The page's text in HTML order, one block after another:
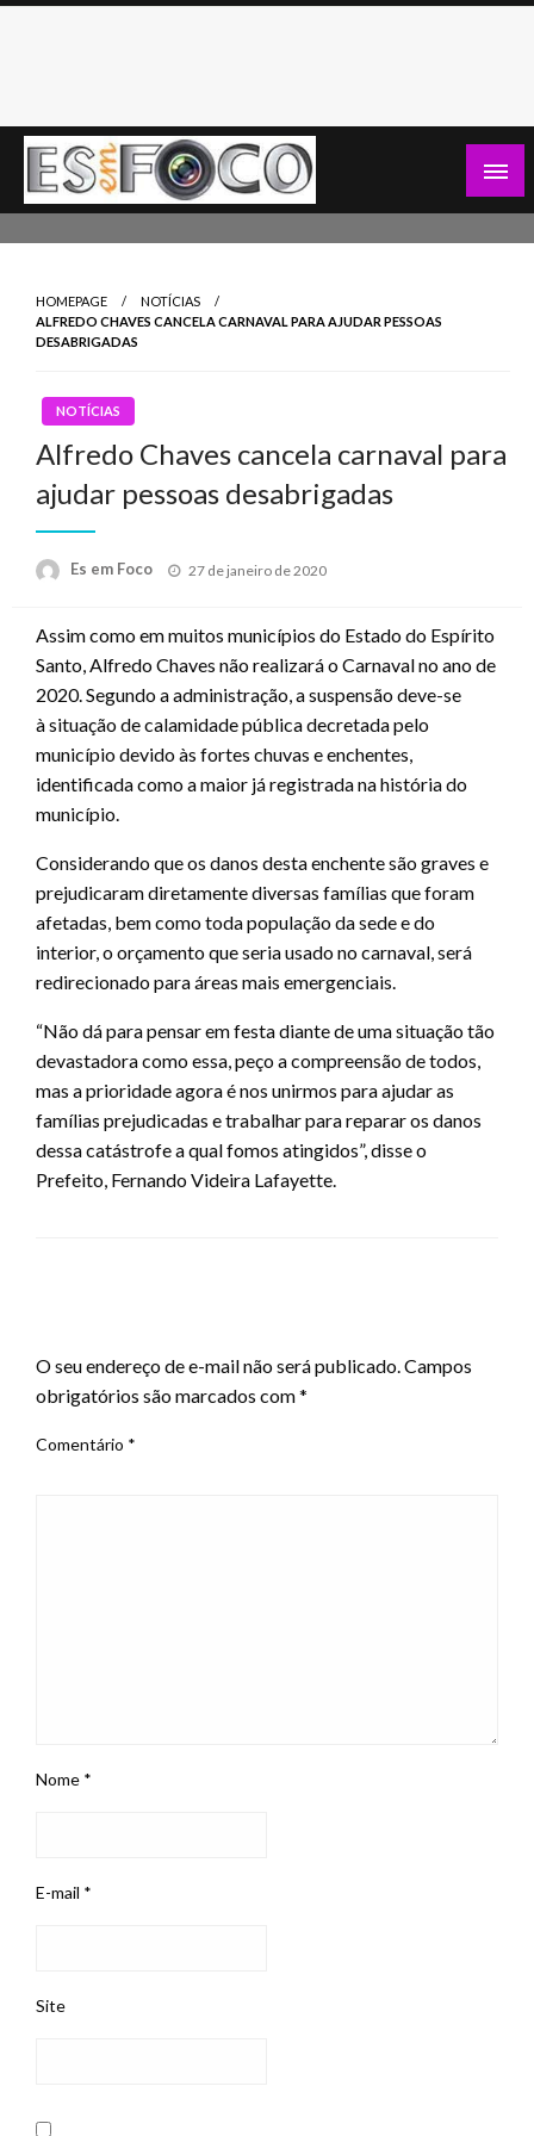
Skip
HOMEPAGE
NOTÍCIAS
ALFREDO CHAVES CANCELA CARNAVAL PARA AJUDAR PESSOAS
DESABRIGADAS
NOTÍCIAS
Alfredo Chaves cancela carnaval para
ajudar pessoas desabrigadas
Es em Foco
Posted
27 de janeiro de 2020
Assim como em muitos municípios do Estado do Espírito
Santo, Alfredo Chaves não realizará o Carnaval no ano de
2020. Segundo a administração, a suspensão deve-se
à situação de calamidade pública decretada pelo
município devido às fortes chuvas e enchentes,
identificada como a maior já registrada na história do
município.
Considerando que os danos desta enchente são graves e
prejudicaram diretamente diversas famílias que foram
afetadas, bem como toda população da sede e do
interior, o orçamento que seria usado no carnaval, será
redirecionado para áreas mais emergenciais.
“Não dá para pensar em festa diante de uma situação tão
devastadora como essa, peço a compreensão de todos,
mas a prioridade agora é nos unirmos para ajudar as
famílias prejudicadas e trabalhar para reparar os danos
dessa catástrofe a qual fomos atingidos”, disse o
Prefeito, Fernando Videira Lafayette.
O seu endereço de e-mail não será publicado.Campos
obrigatórios são marcados com*
Comentário *
Nome *
E-mail *
Site